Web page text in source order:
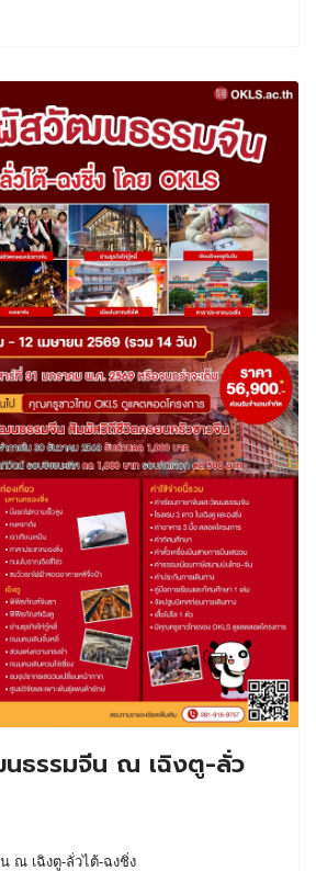
ธรรมจีน ณ เฉิงตู-ลั่ว
ณ เฉิงตู-ลั่วไต้-ฉงชิ่ง